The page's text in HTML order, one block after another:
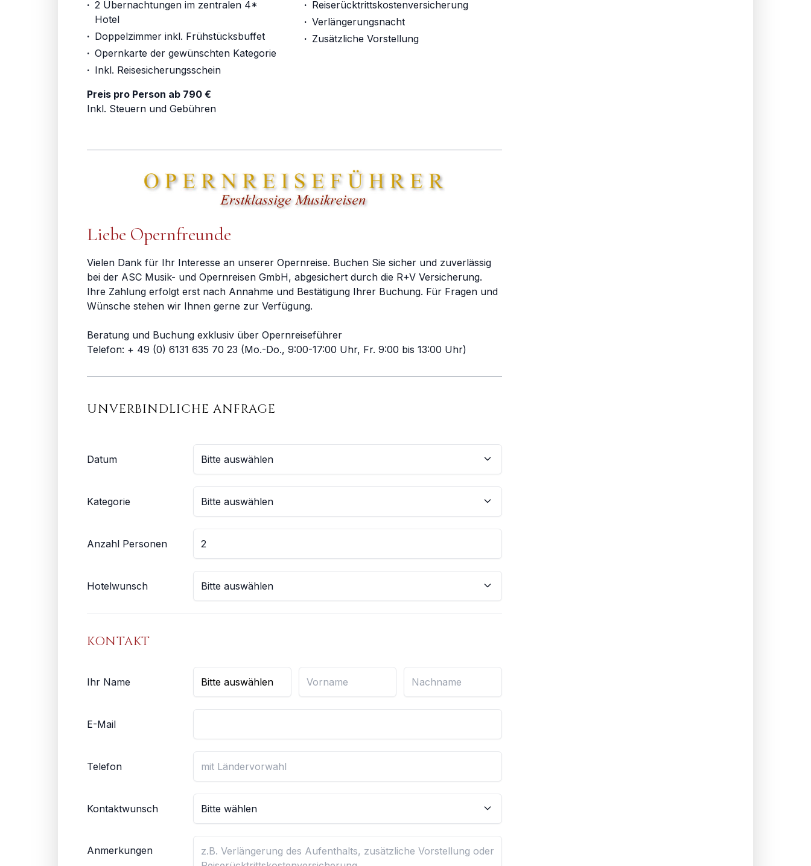
· 2 Übernachtungen im zentralen 4*
Hotel
· Doppelzimmer inkl. Frühstücksbuffet
· Opernkarte der gewünschten Kategorie
· Inkl. Reisesicherungsschein
Preis pro Person ab 790 €
Inkl. Steuern und Gebühren
· Reiserücktrittskostenversicherung
· Verlängerungsnacht
· Zusätzliche Vorstellung
Liebe Opernfreunde
Vielen Dank für Ihr Interesse an unserer Opernreise. Buchen Sie sicher und zuverlässig
bei der ASC Musik- und Opernreisen GmbH, abgesichert durch die R+V Versicherung.
Ihre Zahlung erfolgt erst nach Annahme und Bestätigung Ihrer Buchung. Für Fragen und
Wünsche stehen wir Ihnen gerne zur Verfügung.
Beratung und Buchung exklusiv über Opernreiseführer
Telefon: + 49 (0) 6131 635 70 23 (Mo.-Do., 9:00-17:00 Uhr, Fr. 9:00 bis 13:00 Uhr)
UNVERBINDLICHE ANFRAGE
Datum
Kategorie
Anzahl Personen
Hotelwunsch
KONTAKT
Ihr Name
E-Mail
Telefon
Kontaktwunsch
Anmerkungen